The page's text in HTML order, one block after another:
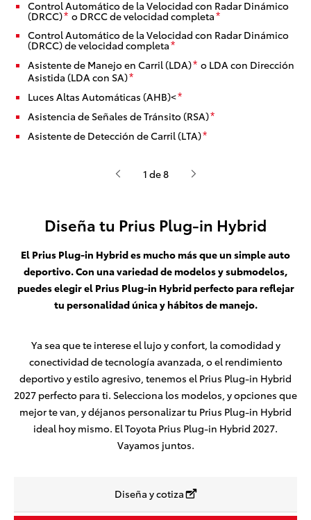
Control Automático de la Velocidad con Radar Dinámico
(DRCC)* o DRCC de velocidad completa*
Control Automático de la Velocidad con Radar Dinámico
(DRCC) de velocidad completa*
Asistente de Manejo en Carril (LDA)* o LDA con Dirección
Asistida (LDA con SA)*
Luces Altas Automáticas (AHB)<*
Asistencia de Señales de Tránsito (RSA)*
Asistente de Detección de Carril (LTA)*
1 de 8
Diseña tu Prius Plug-in Hybrid
El Prius Plug-in Hybrid es mucho más que un simple auto
deportivo. Con una variedad de modelos y submodelos,
puedes elegir el Prius Plug-in Hybrid perfecto para reflejar
tu personalidad única y hábitos de manejo.
Ya sea que te interese el lujo y confort, la comodidad y
conectividad de tecnología avanzada, o el rendimiento
deportivo y estilo agresivo, tenemos el Prius Plug-in Hybrid
2027 perfecto para ti. Selecciona los modelos, y opciones que
mejor te van, y déjanos personalizar tu Prius Plug-in Hybrid
ideal hoy mismo. El Toyota Prius Plug-in Hybrid 2027.
Vayamos juntos.
Diseña y cotiza